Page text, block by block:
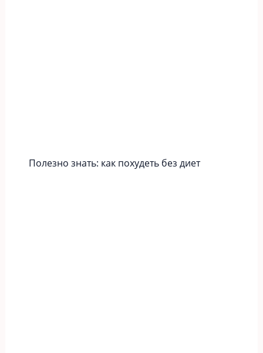
Полезно знать: как похудеть без диет